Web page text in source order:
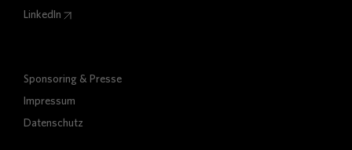
LinkedIn
Sponsoring & Presse
Impressum
Datenschutz